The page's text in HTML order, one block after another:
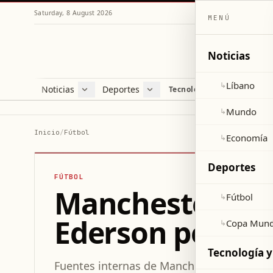
Saturday, 8 August 2026
Noticias
Líbano
Deportes
Fútbol
Tecnología y ciencia
Inicio/Fútbol
FÚTBOL
Manchester
Ederson pese
Fuentes internas de Manchester United
MENÚ
Noticias
↳Líbano
↳Mundo
↳Economía
Deportes
↳Fútbol
↳Copa
Tecnología y